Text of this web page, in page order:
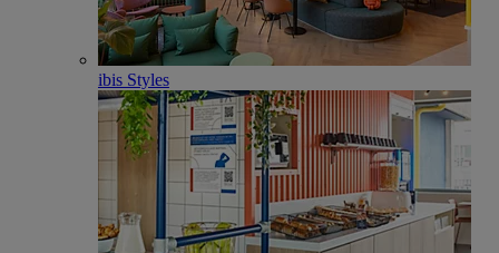
ibis Styles